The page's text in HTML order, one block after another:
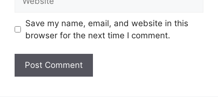
Save my name, email, and website in this
browser for the next time I comment.